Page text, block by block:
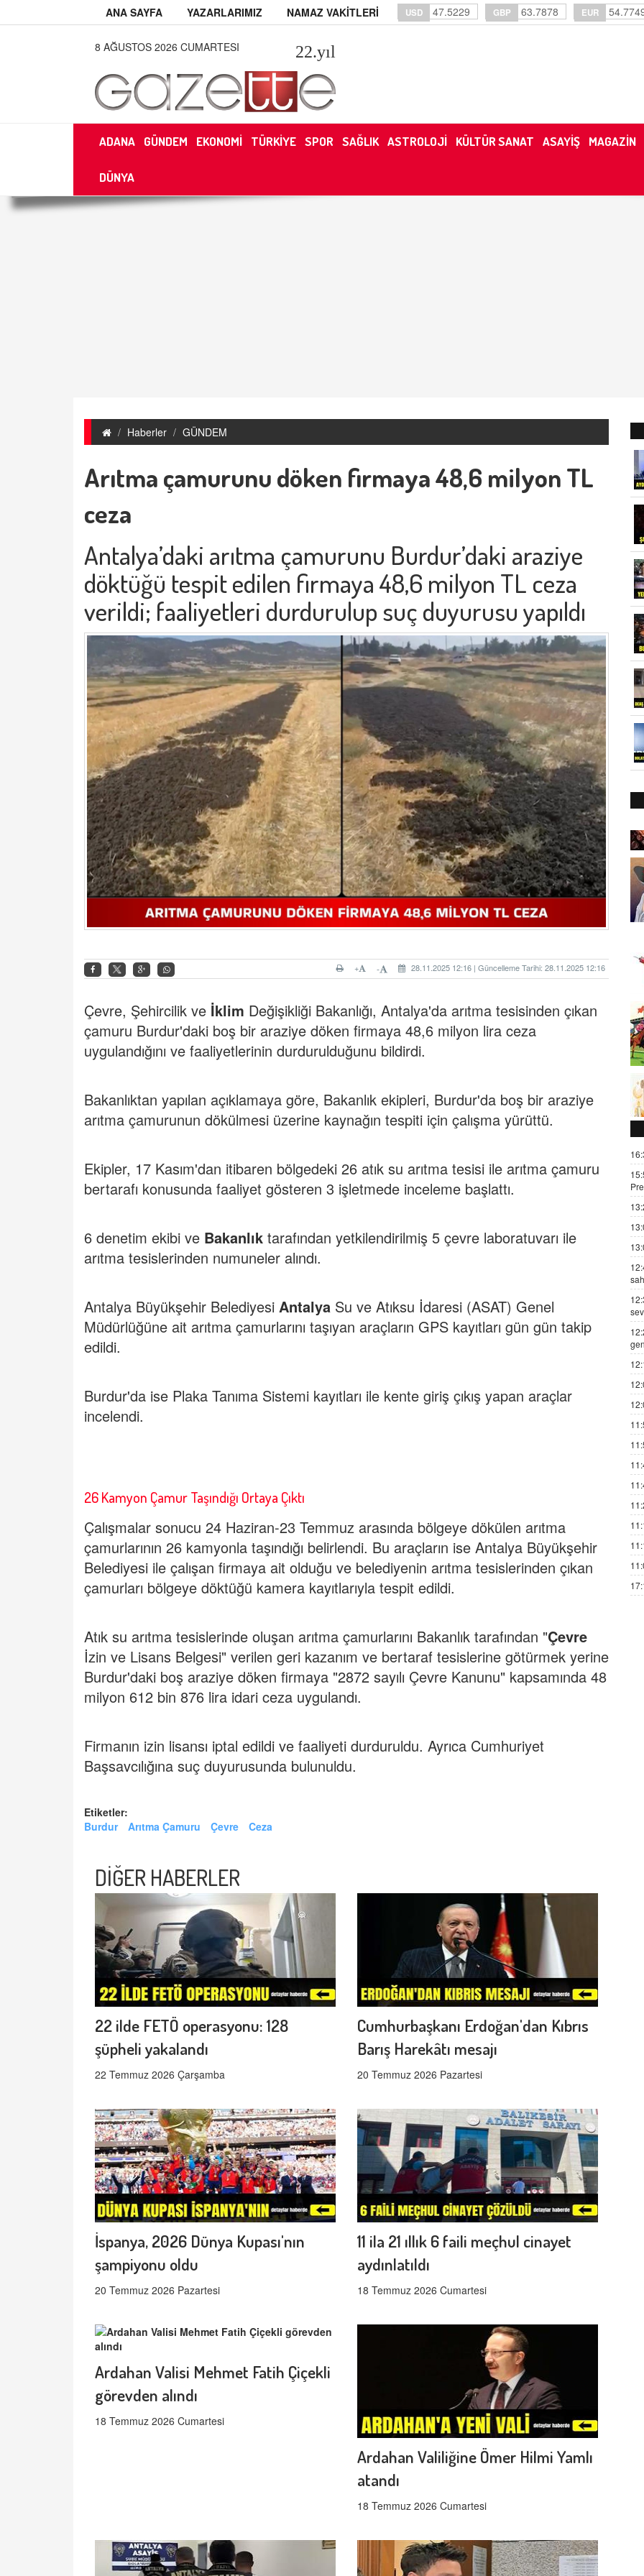
ANA SAYFA YAZARLARIMIZ NAMAZ VAKİTLERİ USD 47.5229 GBP 63.7878 EUR
8 AĞUSTOS 2026 CUMARTESI 22.yıl
ADANA GÜNDEM EKONOMİ TÜRKİYE SPOR SAĞLIK ASTROLOJİ KÜLTÜR SANAT ASAYİŞ MAGAZİN
DÜNYA
Haberler GÜNDEM
Arıtma çamurunu döken firmaya 48,6 milyon TL
ceza
Antalya’daki arıtma çamurunu Burdur’daki araziye
döktüğü tespit edilen firmaya 48,6 milyon TL ceza
verildi; faaliyetleri durdurulup suç duyurusu yapıldı
28.11.2025 12:16 | Güncelleme Tarihi: 28.11.2025 12:16
-
+
Çevre, Şehircilik ve İklim Değişikliği Bakanlığı, Antalya'da arıtma tesisinden çıkan
çamuru Burdur'daki boş bir araziye döken firmaya 48,6 milyon lira ceza
uygulandığını ve faaliyetlerinin durdurulduğunu bildirdi.
Bakanlıktan yapılan açıklamaya göre, Bakanlık ekipleri, Burdur'da boş bir araziye
arıtma çamurunun dökülmesi üzerine kaynağın tespiti için çalışma yürüttü.
Ekipler, 17 Kasım'dan itibaren bölgedeki 26 atık su arıtma tesisi ile arıtma çamuru
bertarafı konusunda faaliyet gösteren 3 işletmede inceleme başlattı.
6 denetim ekibi ve Bakanlık tarafından yetkilendirilmiş 5 çevre laboratuvarı ile
arıtma tesislerinden numuneler alındı.
Antalya Büyükşehir Belediyesi Antalya Su ve Atıksu İdaresi (ASAT) Genel
Müdürlüğüne ait arıtma çamurlarını taşıyan araçların GPS kayıtları gün gün takip
edildi.
Burdur'da ise Plaka Tanıma Sistemi kayıtları ile kente giriş çıkış yapan araçlar
incelendi.
26 Kamyon Çamur Taşındığı Ortaya Çıktı
Çalışmalar sonucu 24 Haziran-23 Temmuz arasında bölgeye dökülen arıtma
çamurlarının 26 kamyonla taşındığı belirlendi. Bu araçların ise Antalya Büyükşehir
Belediyesi ile çalışan firmaya ait olduğu ve belediyenin arıtma tesislerinden çıkan
çamurları bölgeye döktüğü kamera kayıtlarıyla tespit edildi.
Atık su arıtma tesislerinde oluşan arıtma çamurlarını Bakanlık tarafından "Çevre
İzin ve Lisans Belgesi" verilen geri kazanım ve bertaraf tesislerine götürmek yerine
Burdur'daki boş araziye döken firmaya "2872 sayılı Çevre Kanunu" kapsamında 48
milyon 612 bin 876 lira idari ceza uygulandı.
Firmanın izin lisansı iptal edildi ve faaliyeti durduruldu. Ayrıca Cumhuriyet
Başsavcılığına suç duyurusunda bulunuldu.
Etiketler:
Burdur
Arıtma Çamuru Çevre Ceza
DİĞER HABERLER
22 ilde FETÖ operasyonu: 128
şüpheli yakalandı
22 Temmuz 2026 Çarşamba
Cumhurbaşkanı Erdoğan'dan Kıbrıs
Barış Harekâtı mesajı
20 Temmuz 2026 Pazartesi
İspanya, 2026 Dünya Kupası'nın
şampiyonu oldu
20 Temmuz 2026 Pazartesi
11 ila 21 ıllık 6 faili meçhul cinayet
aydınlatıldı
18 Temmuz 2026 Cumartesi
Ardahan Valisi Mehmet Fatih Çiçekli
görevden alındı
18 Temmuz 2026 Cumartesi
Ardahan Valiliğine Ömer Hilmi Yamlı
atandı
18 Temmuz 2026 Cumartesi